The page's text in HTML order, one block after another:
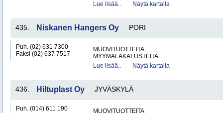
Lue lisää..
Näytä kartalla
435. Niskanen Hangers Oy PORI
Puh. (02) 631 7300
Faksi (02) 637 7517
MUOVITUOTTEITA
MYYMÄLÄKALUSTEITA
Lue lisää..
Näytä kartalla
436. Hiltuplast Oy JYVÄSKYLÄ
Puh. (014) 611 190
MUOVITUOTTEITA